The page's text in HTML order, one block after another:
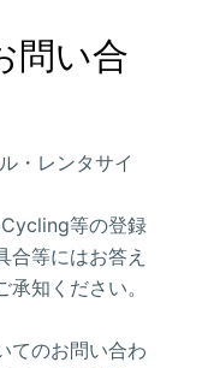
問い合
・レンタサイ
等の登録
合等にはお答え
知ください。
てのお問い合わ